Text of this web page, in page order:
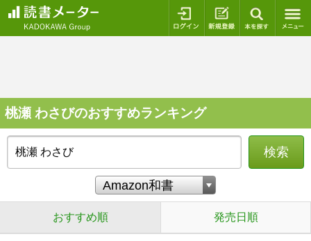
ログイン 新規登録
桃瀬 わさびのおすすめランキング
検索
おすすめ順 発売日順